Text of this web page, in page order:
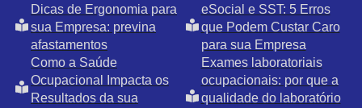
Dicas de Ergonomia para
sua Empresa: previna
afastamentos
eSocial e SST: 5 Erros
que Podem Custar Caro
para sua Empresa
Como a Saúde
Ocupacional Impacta os
Resultados da sua
Exames laboratoriais
ocupacionais: por que a
qualidade do laboratório